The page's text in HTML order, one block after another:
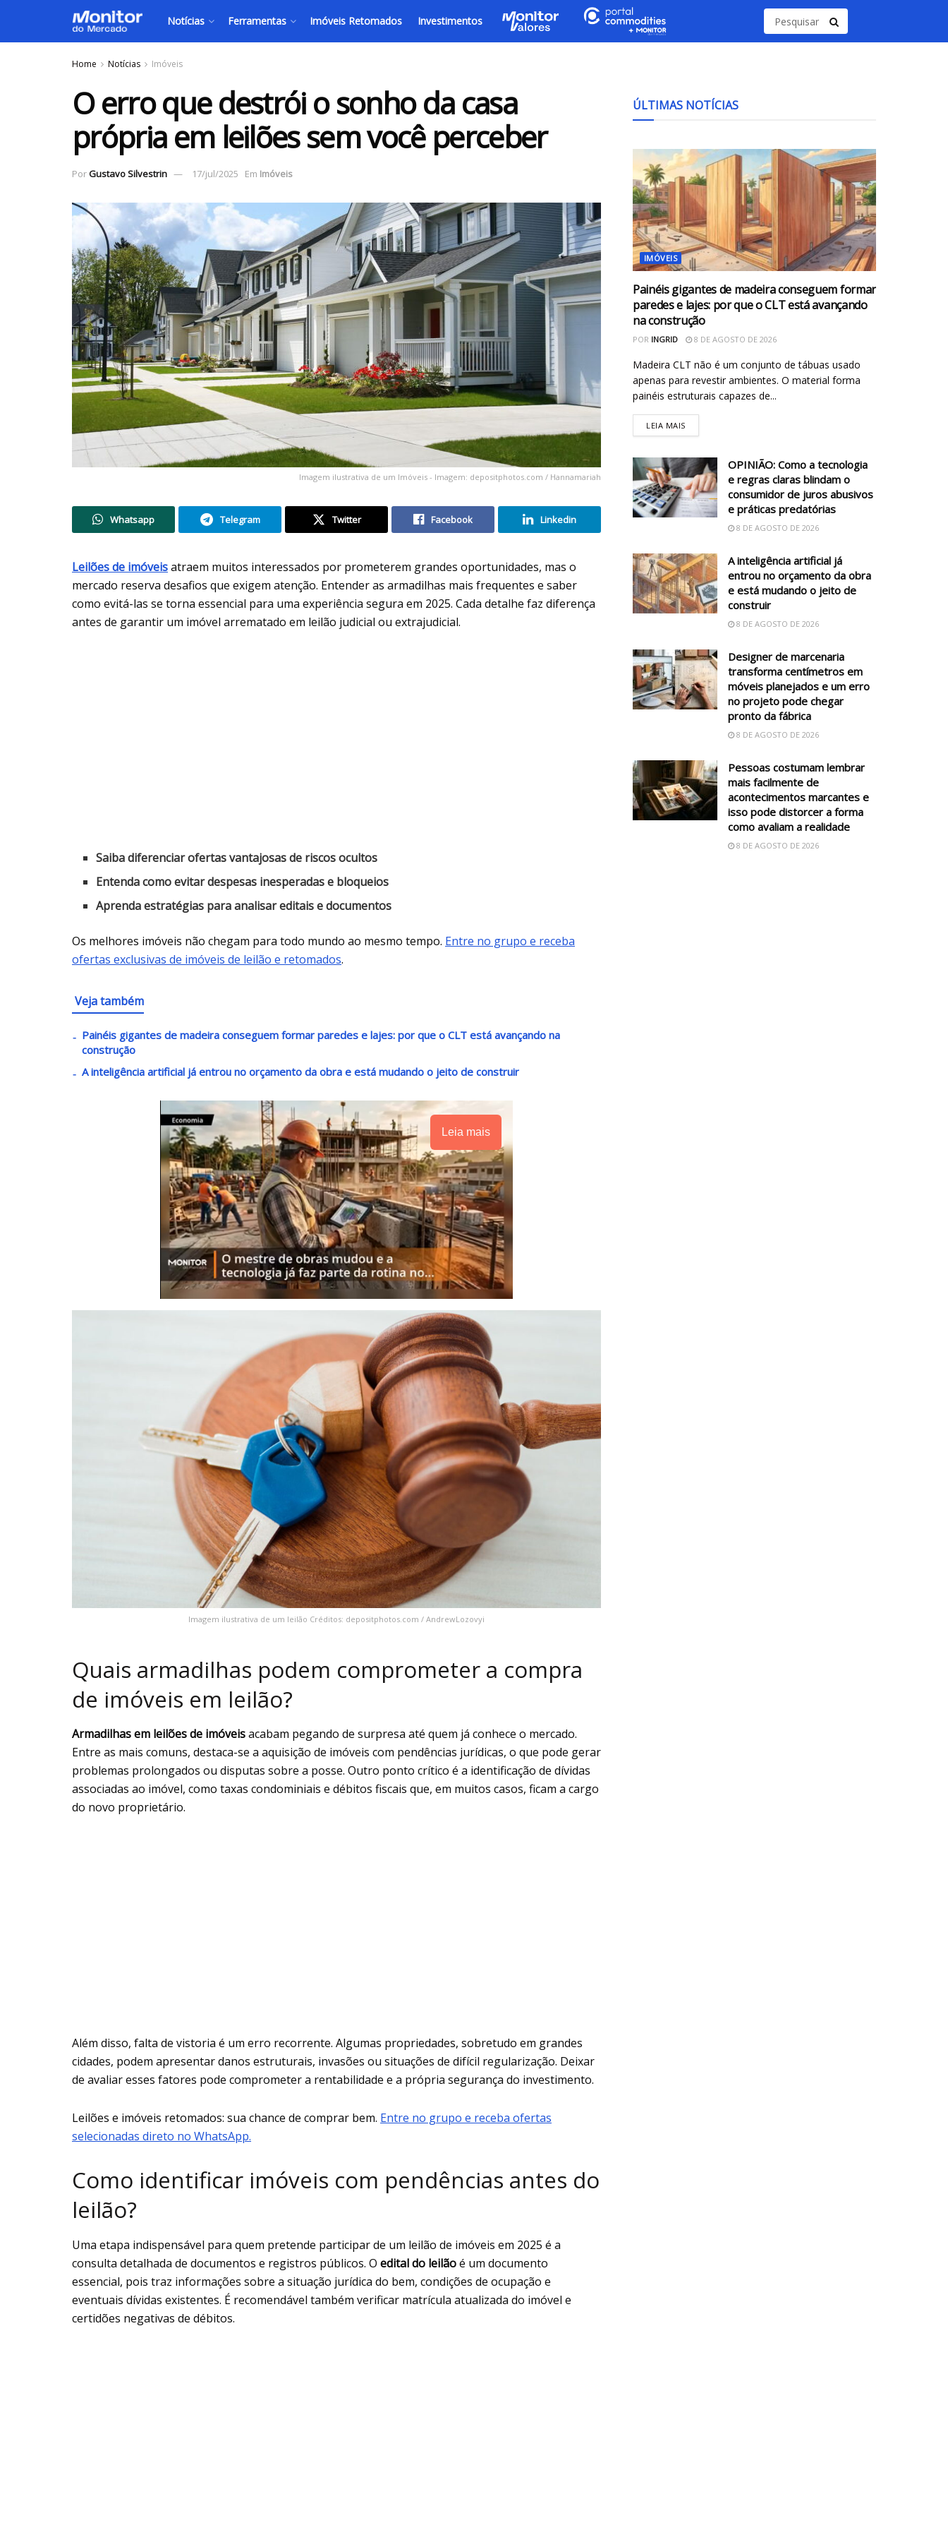
Notícias Ferramentas Imóveis Retomados Investimentos
Home Notícias Imóveis
O erro que destrói o sonho da casa
própria em leilões sem você perceber
PorGustavo Silvestrin 17/jul/2025 Em Imóveis
Imagem ilustrativa de um Imóveis - Imagem: depositphotos.com / Hannamariah
Whatsapp Telegram Twitter Facebook Linkedin
Leilões de imóveisatraem muitos interessados por prometerem grandes oportunidades, mas o
mercado reserva desafios que exigem atenção. Entender as armadilhas mais frequentes e saber
como evitá-las se torna essencial para uma experiência segura em 2025. Cada detalhe faz diferença
antes de garantir um imóvel arrematado em leilão judicial ou extrajudicial.
Saiba diferenciar ofertas vantajosas de riscos ocultos
Entenda como evitar despesas inesperadas e bloqueios
Aprenda estratégias para analisar editais e documentos
Os melhores imóveis não chegam para todo mundo ao mesmo tempo. Entre no grupo e receba
ofertas exclusivas de imóveis de leilão e retomados.
Veja também
Painéis gigantes de madeira conseguem formar paredes e lajes: por que o CLT está avançando na
construção
A inteligência artificial já entrou no orçamento da obra e está mudando o jeito de construir
Leia mais
Imagem ilustrativa de um leilão Créditos: depositphotos.com / AndrewLozovyi
Quais armadilhas podem comprometer a compra
de imóveis em leilão?
Armadilhas em leilões de imóveisacabam pegando de surpresa até quem já conhece o mercado.
Entre as mais comuns, destaca-se a aquisição de imóveis com pendências jurídicas, o que pode gerar
problemas prolongados ou disputas sobre a posse. Outro ponto crítico é a identificação de dívidas
associadas ao imóvel, como taxas condominiais e débitos fiscais que, em muitos casos, ficam a cargo
do novo proprietário.
Além disso, falta de vistoria é um erro recorrente. Algumas propriedades, sobretudo em grandes
cidades, podem apresentar danos estruturais, invasões ou situações de difícil regularização. Deixar
de avaliar esses fatores pode comprometer a rentabilidade e a própria segurança do investimento.
Leilões e imóveis retomados: sua chance de comprar bem. Entre no grupo e receba ofertas
selecionadas direto no WhatsApp.
Como identificar imóveis com pendências antes do
leilão?
Uma etapa indispensável para quem pretende participar de um leilão de imóveis em 2025 é a
consulta detalhada de documentos e registros públicos. O edital do leilãoé um documento
essencial, pois traz informações sobre a situação jurídica do bem, condições de ocupação e
eventuais dívidas existentes. É recomendável também verificar matrícula atualizada do imóvel e
certidões negativas de débitos.
ÚLTIMAS NOTÍCIAS
IMÓVEIS
Painéis gigantes de madeira conseguem formar
paredes e lajes: por que o CLT está avançando
na construção
POR INGRID 8 DE AGOSTO DE 2026
Madeira CLT não é um conjunto de tábuas usado
apenas para revestir ambientes. O material forma
painéis estruturais capazes de...
LEIA MAIS
OPINIÃO: Como a tecnologia
e regras claras blindam o
consumidor de juros abusivos
e práticas predatórias
8 DE AGOSTO DE 2026
A inteligência artificial já
entrou no orçamento da obra
e está mudando o jeito de
construir
8 DE AGOSTO DE 2026
Designer de marcenaria
transforma centímetros em
móveis planejados e um erro
no projeto pode chegar
pronto da fábrica
8 DE AGOSTO DE 2026
Pessoas costumam lembrar
mais facilmente de
acontecimentos marcantes e
isso pode distorcer a forma
como avaliam a realidade
8 DE AGOSTO DE 2026